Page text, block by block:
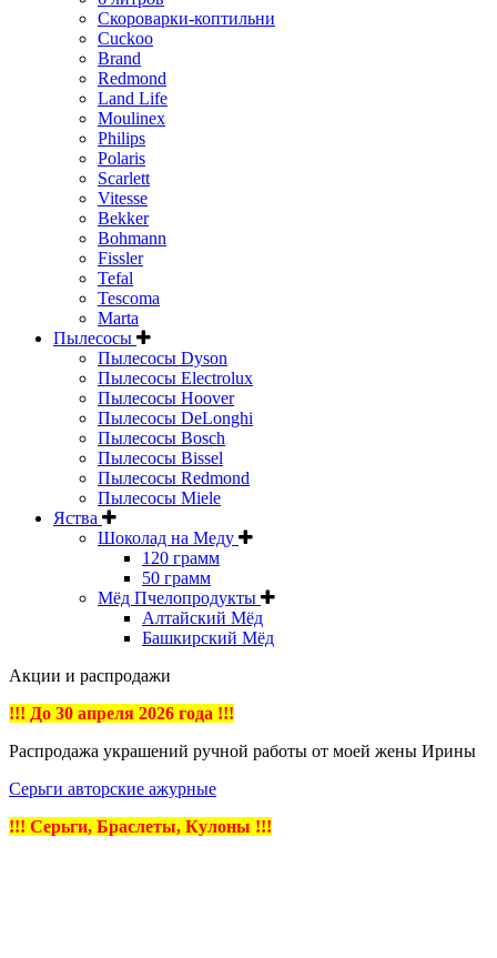
Скороварки-коптильни
Cuckoo
Brand
Redmond
Land Life
Moulinex
Philips
Polaris
Scarlett
Vitesse
Bekker
Bohmann
Fissler
Tefal
Tescoma
Marta
Пылесосы
Пылесосы Dyson
Пылесосы Electrolux
Пылесосы Hoover
Пылесосы DeLonghi
Пылесосы Bosch
Пылесосы Bissel
Пылесосы Redmond
Пылесосы Miele
Яства
Шоколад на Меду
120 грамм
50 грамм
Мёд Пчелопродукты
Алтайский Мёд
Башкирский Мёд
Акции и распродажи
!!! До 30 апреля 2026 года !!!
Распродажа украшений ручной работы от моей жены Ирины
Серьги авторские ажурные
!!! Серьги, Браслеты, Кулоны !!!